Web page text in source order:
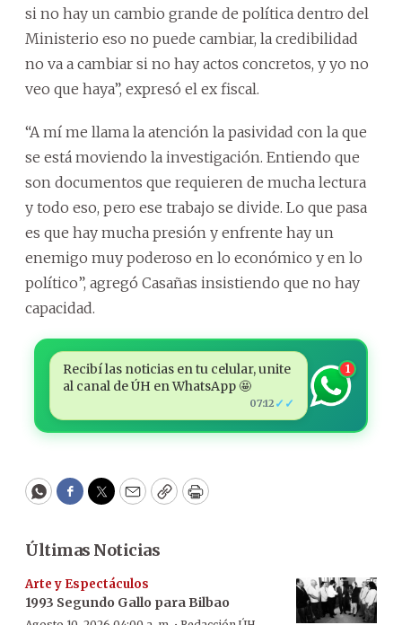
si no hay un cambio grande de política dentro del
Ministerio eso no puede cambiar, la credibilidad
no va a cambiar si no hay actos concretos, y yo no
veo que haya”, expresó el ex fiscal.
“A mí me llama la atención la pasividad con la que
se está moviendo la investigación. Entiendo que
son documentos que requieren de mucha lectura
y todo eso, pero ese trabajo se divide. Lo que pasa
es que hay mucha presión y enfrente hay un
enemigo muy poderoso en lo económico y en lo
político”, agregó Casañas insistiendo que no hay
capacidad.
Recibí las noticias en tu celular, unite
al canal de ÚH en WhatsApp 🤩
07:12 ✓✓
1
WhatsApp
Facebook
Twitter
EmailCopyPrint
Últimas Noticias
Arte y Espectáculos
1993 Segundo Gallo para Bilbao